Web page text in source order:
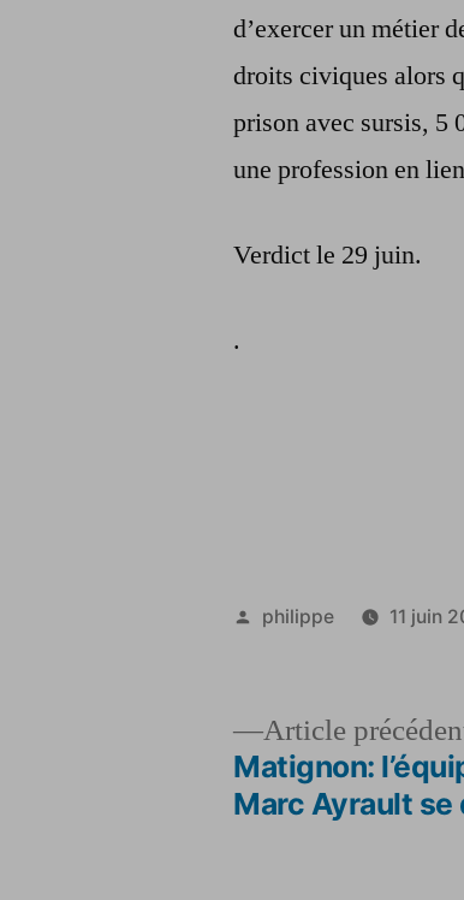
d’exercer un métier
droits civiques alors
prison avec sursis, 5
une profession en
Verdict le 29 juin.
.
Publié
philippe 11 juin
Navigation
Article
Matignon:
Marc Ayrault se